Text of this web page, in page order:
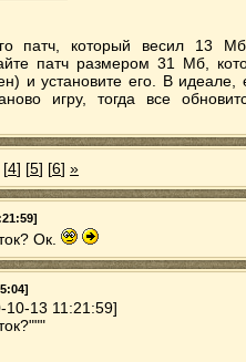
патч, который весил 13
патч размером 31 Мб,
и установите его. В идеале,
игру, тогда все
[4] [5] [6] »
Ок.
13 11:21:59]